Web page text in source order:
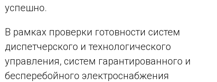
успешно.
В рамках проверки готовности систем
диспетчерского и технологического
управления, систем гарантированного и
бесперебойного электроснабжения